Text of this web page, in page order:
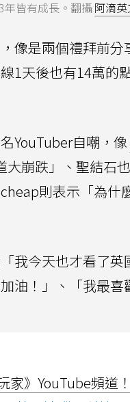
年皆有成長。翻攝阿滴
像是兩個禮拜前
1天後也有14萬的
YouTuber自嘲，像
崩跌」、聖結石
則表示「為
我今天也才看了
油！」、「我最喜
家》YouTube頻道！